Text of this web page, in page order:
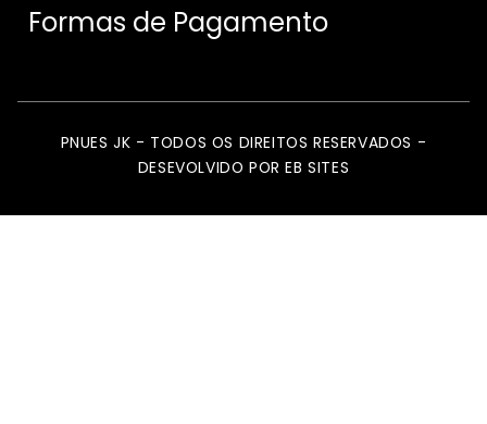
Formas de Pagamento
PNUES JK - TODOS OS DIREITOS RESERVADOS -
DESEVOLVIDO POR EB SITES